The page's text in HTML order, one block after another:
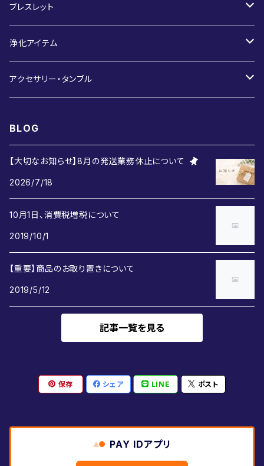
ブレスレット
デザインブレスレット
一連ブレスレット
浄化アイテム
クラスター・さざれ石
アクセサリー・タンブル
原石
BLOG
【大切なお知らせ】8月の発送業務休止について
2026/7/18
10月1日、消費税増税について
2019/10/1
【重要】商品のお取り置きについて
2019/5/12
記事一覧を見る
保存 シェア LINE ポスト
PAY IDアプリ